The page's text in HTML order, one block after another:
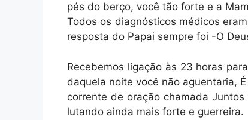
pés do berço, você tão forte e a
Todos os diagnósticos médicos
resposta do Papai sempre foi -O
Recebemos ligação às 23 horas
daquela noite você não aguentaria,
corrente de oração chamada
lutando ainda mais forte e guerreira.